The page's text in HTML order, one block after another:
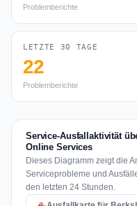
Problemberichte
LETZTE 30 TAGE
22
Problemberichte
Service-Ausfallaktivität
Online Services
Dieses Diagramm zeigt die
Serviceprobleme und
den letzten 24 Stunden.